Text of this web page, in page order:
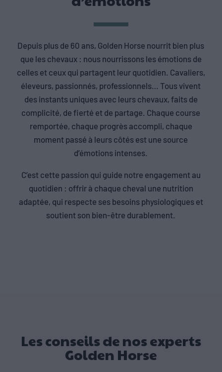
Depuis plus de 60 ans, Golden Horse nourrit bien plus
que les chevaux : nous nourrissons les émotions de
celles et ceux qui partagent leur quotidien. Cavaliers,
éleveurs, passionnés, professionnels… Tous vivent
des instants uniques avec leurs chevaux, faits de
complicité, de fierté et de partage. Chaque course
remportée, chaque progrès accompli, chaque
moment passé à leurs côtés est une source
d’émotions intenses.
C’est cette passion qui guide notre engagement au
quotidien : offrir à chaque cheval une nutrition
adaptée, qui respecte ses besoins physiologiques et
soutient son bien-être durablement.
Les conseils de nos experts
Golden Horse